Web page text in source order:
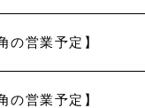
の営業予定】
の営業予定】